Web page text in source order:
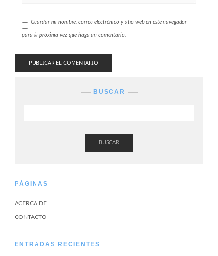
Guardar mi nombre, correo electrónico y sitio web en este navegador
para la próxima vez que haga un comentario.
BUSCAR
BUSCAR
PÁGINAS
ACERCA DE
CONTACTO
ENTRADAS RECIENTES